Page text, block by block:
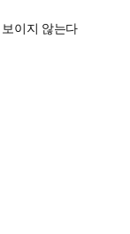
이지 않는다